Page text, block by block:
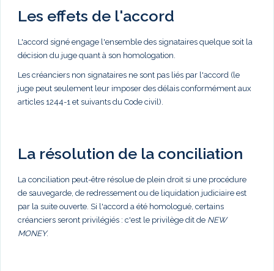
Les effets de l'accord
L'accord signé engage l'ensemble des signataires quelque soit la
décision du juge quant à son homologation.
Les créanciers non signataires ne sont pas liés par l'accord (le
juge peut seulement leur imposer des délais conformément aux
articles 1244-1 et suivants du Code civil).
La résolution de la conciliation
La conciliation peut-être résolue de plein droit si une procédure
de sauvegarde, de redressement ou de liquidation judiciaire est
par la suite ouverte. Si l'accord a été homologué, certains
créanciers seront privilégiés : c'est le privilège dit de NEW
MONEY.